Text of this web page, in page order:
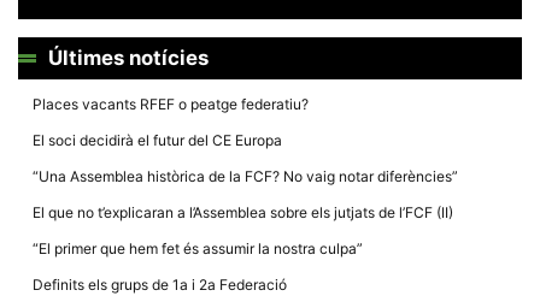
Últimes notícies
Places vacants RFEF o peatge federatiu?
El soci decidirà el futur del CE Europa
“Una Assemblea històrica de la FCF? No vaig notar diferències”
El que no t’explicaran a l’Assemblea sobre els jutjats de l’FCF (II)
“El primer que hem fet és assumir la nostra culpa”
Definits els grups de 1a i 2a Federació
i la seva
Experiència
Alguns
tècnics del